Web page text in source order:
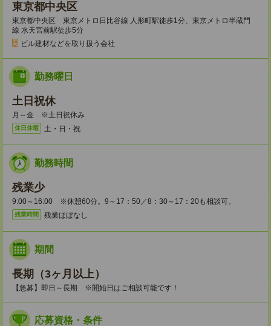
東京都中央区
東京都中央区 東京メトロ日比谷線 人形町駅徒歩1分、東京メトロ半蔵門
線 水天宮前駅徒歩5分
ビル建材などを取り扱う会社
勤務曜日
土日祝休
月～金 ※土日祝休み
休日休暇 土・日・祝
勤務時間
残業少
9:00～16:00 ※休憩60分。9～17：50／8：30～17：20も相談可。
残業時間 残業ほぼなし
期間
長期（3ヶ月以上）
【急募】即日～長期 ※開始日はご相談可能です！
応募資格・条件